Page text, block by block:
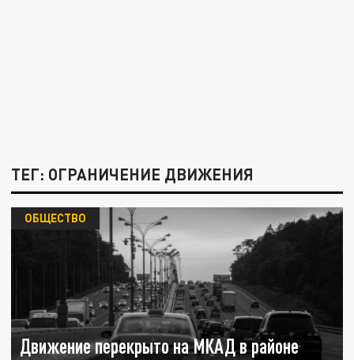
ТЕГ: ОГРАНИЧЕНИЕ ДВИЖЕНИЯ
Движение перекрыто на МКАД в районе
ОБЩЕСТВО